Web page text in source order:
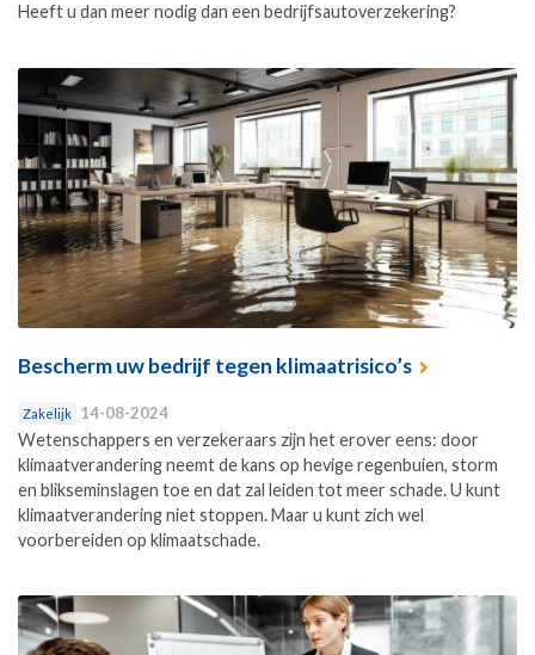
Heeft u dan meer nodig dan een bedrijfsautoverzekering?
Bescherm uw bedrijf tegen klimaatrisico’s
Zakelijk 14-08-2024
Wetenschappers en verzekeraars zijn het erover eens: door
klimaatverandering neemt de kans op hevige regenbuien, storm
en blikseminslagen toe en dat zal leiden tot meer schade. U kunt
klimaatverandering niet stoppen. Maar u kunt zich wel
voorbereiden op klimaatschade.